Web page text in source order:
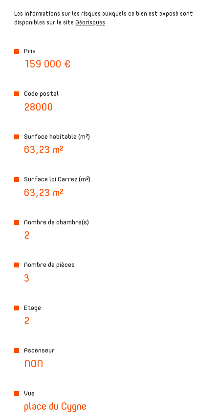
la
copropriété
le quartier
bilan
énergétique
Les informations sur les risques auxquels ce bien est exposé sont
disponibles sur le site Géorisques
Prix
159 000 €
Code postal
28000
Surface habitable (m²)
63,23 m²
Surface loi Carrez (m²)
63,23 m²
Nombre de chambre(s)
2
Nombre de pièces
3
Etage
2
Ascenseur
NON
Vue
place du Cygne